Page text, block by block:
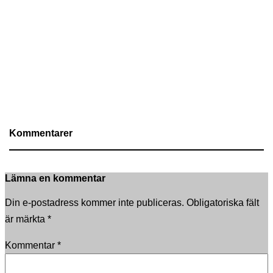
Kommentarer
Lämna en kommentar
Din e-postadress kommer inte publiceras. Obligatoriska fält
är märkta *
Kommentar *